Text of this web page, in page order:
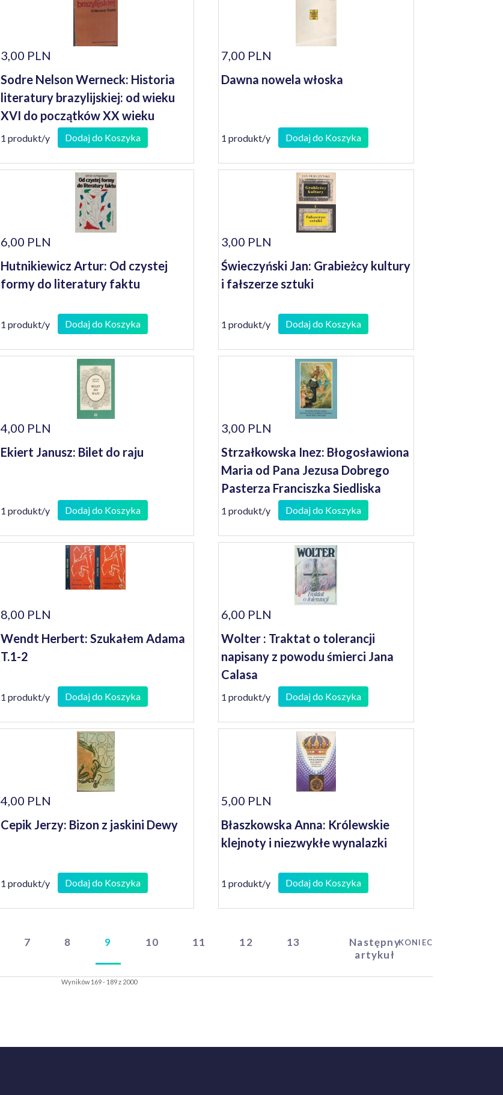
3,00 PLN
Sodre Nelson Werneck: Historia
literatury brazylijskiej: od wieku
XVI do początków XX wieku
1 produkt/y Dodaj do Koszyka
7,00 PLN
Dawna nowela włoska
1 produkt/y Dodaj do Koszyka
6,00 PLN
Hutnikiewicz Artur: Od czystej
formy do literatury faktu
1 produkt/y Dodaj do Koszyka
3,00 PLN
Świeczyński Jan: Grabieżcy kultury
i fałszerze sztuki
1 produkt/y Dodaj do Koszyka
4,00 PLN
Ekiert Janusz: Bilet do raju
1 produkt/y Dodaj do Koszyka
3,00 PLN
Strzałkowska Inez: Błogosławiona
Maria od Pana Jezusa Dobrego
Pasterza Franciszka Siedliska
1 produkt/y Dodaj do Koszyka
8,00 PLN
Wendt Herbert: Szukałem Adama
T.1-2
1 produkt/y Dodaj do Koszyka
6,00 PLN
Wolter : Traktat o tolerancji
napisany z powodu śmierci Jana
Calasa
1 produkt/y Dodaj do Koszyka
4,00 PLN
Cepik Jerzy: Bizon z jaskini Dewy
1 produkt/y Dodaj do Koszyka
5,00 PLN
Błaszkowska Anna: Królewskie
klejnoty i niezwykłe wynalazki
1 produkt/y Dodaj do Koszyka
7 8 9 10 11 12 13
Następny
artykuł
KONIEC
Wyników 169 - 189 z 2000